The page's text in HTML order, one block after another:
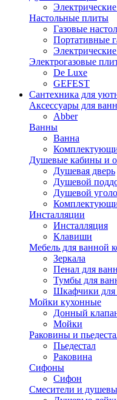
Настольные плиты
Газовые
Портативные
Электрогазовые
De Luxe
GEFEST
Сантехника для
Аксессуары для
Abber
Ванны
Ванна
Душевые кабины и
Душевая дверь
Душевой
Душевой
Инсталляции
Инсталляция
Клавиши
Мебель для ванной
Зеркала
Пенал для
Тумбы для
Шкафчики для
Мойки кухонные
Донный
Мойки
Раковины и
Пьедестал
Раковина
Сифоны
Сифон
Смесители и